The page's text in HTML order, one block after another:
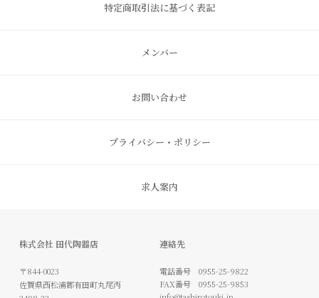
特定商取引法に基づく表記
メンバー
お問い合わせ
プライバシー・ポリシー
求人案内
株式会社 田代陶器店
〒844-0023
佐賀県西松浦郡有田町丸尾丙
連絡先
電話番号 0955-25-9822
FAX番号 0955-25-9853